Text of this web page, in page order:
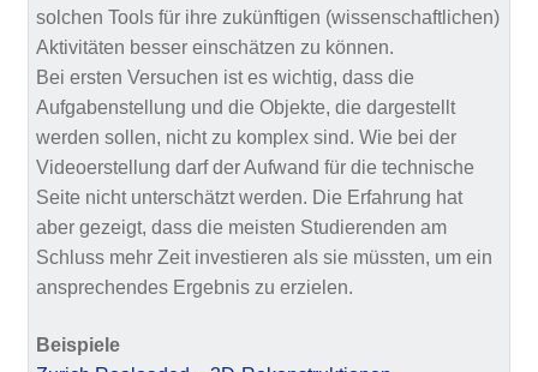
solchen Tools für ihre zukünftigen (wissenschaftlichen)
Aktivitäten besser einschätzen zu können.
Bei ersten Versuchen ist es wichtig, dass die
Aufgabenstellung und die Objekte, die dargestellt
werden sollen, nicht zu komplex sind. Wie bei der
Videoerstellung darf der Aufwand für die technische
Seite nicht unterschätzt werden. Die Erfahrung hat
aber gezeigt, dass die meisten Studierenden am
Schluss mehr Zeit investieren als sie müssten, um ein
ansprechendes Ergebnis zu erzielen.
Beispiele